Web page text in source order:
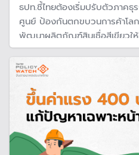
ธปท.ชี้ไทยต้องเริ่มปรับตัวภาคธุ
ศูนย์ ป้องกันตกขบวนการค้าโล
พัฒนาผลิตภัณฑ์สินเชื่อสีเขียวใ
เป็นกระดูกสันหลังของเศรษฐกิจ